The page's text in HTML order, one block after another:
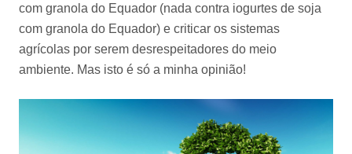
com granola do Equador (nada contra iogurtes de soja
com granola do Equador) e criticar os sistemas
agrícolas por serem desrespeitadores do meio
ambiente. Mas isto é só a minha opinião!